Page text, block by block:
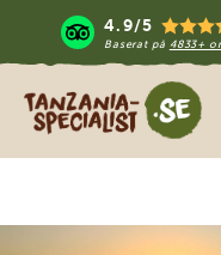
4.9/5
Baserat på 4833+
Tanzania Specialist